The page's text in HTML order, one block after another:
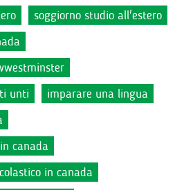
soggiorno studio all'estero
unti
imparare una lingua
canada
in canada